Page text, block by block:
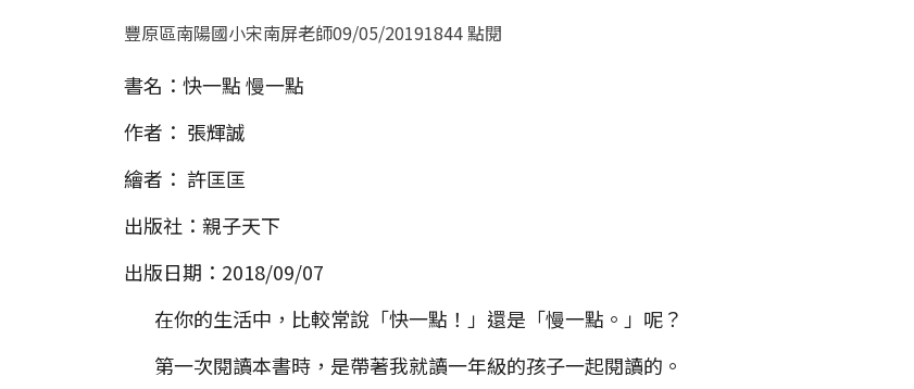
豐原區南陽國小宋南屏老師09/05/20191844 點閱
書名：快一點 慢一點
作者： 張輝誠
繪者： 許匡匡
出版社：親子天下
出版日期：2018/09/07
在你的生活中，比較常說「快一點！」還是「慢一點。」呢？
第一次閱讀本書時，是帶著我就讀一年級的孩子一起閱讀的。